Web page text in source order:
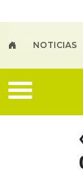
NOTICIAS